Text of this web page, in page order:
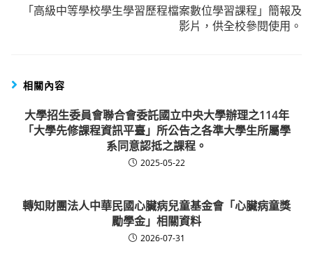
「高級中等學校學生學習歷程檔案數位學習課程」簡報及
影片，供全校參閱使用。
相關內容
大學招生委員會聯合會委託國立中央大學辦理之114年
「大學先修課程資訊平臺」所公告之各準大學生所屬學
系同意認抵之課程。
2025-05-22
轉知財團法人中華民國心臟病兒童基金會「心臟病童獎
勵學金」相關資料
2026-07-31